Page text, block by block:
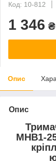
Код: 10-812
1 346 ₴
Опис
Опис
MHB1-